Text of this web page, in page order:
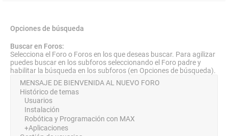
Opciones de búsqueda
Buscar en Foros:
Selecciona el Foro o Foros en los que deseas buscar. Para agilizar
puedes buscar en los subforos seleccionando el Foro padre y
habilitar la búsqueda en los subforos (en Opciones de búsqueda).